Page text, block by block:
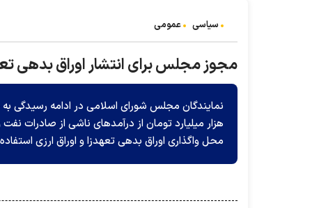
سیاسی عمومی
مجوز مجلس برای انتشار اوراق بدهی
هزار میلیارد تومان از درآمدهای ناشی از صادرات
محل واگذاری اوراق بدهی تعهدزا و اوراق ارزی